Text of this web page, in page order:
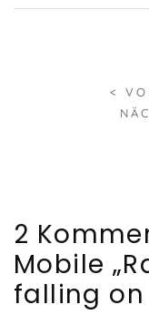
<
2
Mobile
falling on